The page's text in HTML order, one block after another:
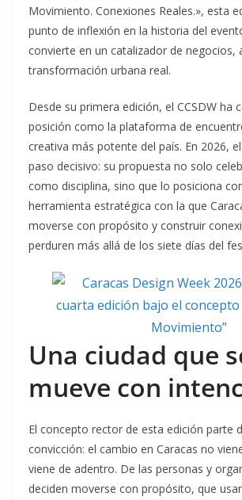
Movimiento. Conexiones Reales.», esta
punto de inflexión en la historia del
convierte en un catalizador de negocios,
transformación urbana real.
Desde su primera edición, el CCSDW ha
posición como la plataforma de
creativa más potente del país. En 2026,
paso decisivo: su propuesta no solo
como disciplina, sino que lo posiciona
herramienta estratégica con la que
moverse con propósito y construir
perduren más allá de los siete días del
Una ciudad que
mueve con
El concepto rector de esta edición parte
convicción: el cambio en Caracas no
viene de adentro. De las personas y
deciden moverse con propósito, que